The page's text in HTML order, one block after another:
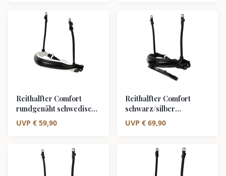
Reithalfter Comfort
rundgenäht schwedisch
ohne Sperrriemen
schwarz/silber weiß
UVP € 59,90
Reithalfter Comfort
schwarz/silber
schwedisch kombiniert
schwarz unterlegt Lack
UVP € 69,90